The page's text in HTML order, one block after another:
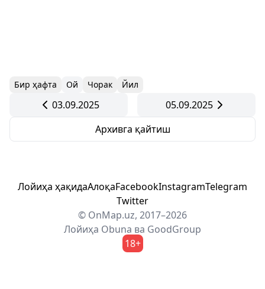
Бир ҳафта Ой Чорак Йил
03.09.2025
05.09.2025
Архивга қайтиш
Лойиҳа ҳақидаАлоқаFacebookInstagramTelegram
Twitter
© OnMap.uz, 2017–2026
Лойиҳа Obuna ва GoodGroup
18+